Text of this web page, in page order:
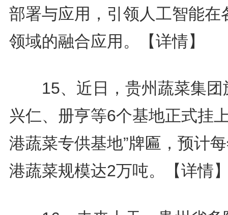
部署与应用，引领人工智能在
领域的融合应用。
【详情】
15、近日，贵州蔬菜集团
兴仁、册亨等6个基地正式挂
港蔬菜专供基地”牌匾，预计
港蔬菜规模达2万吨。
【详情